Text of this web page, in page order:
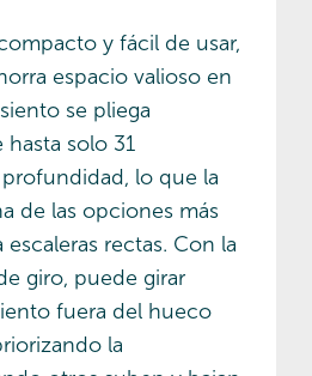
y fácil de usar,
espacio valioso en
se pliega
solo 31
lo que la
de las opciones más
rectas. Con la
giro, puede girar
fuera del hueco
la